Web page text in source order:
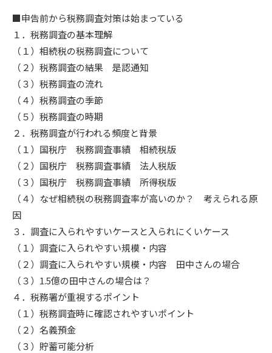
■申告前から税務調査対策は始まっている
１．税務調査の基本理解
（１）相続税の税務調査について
（２）税務調査の結果 是認通知
（３）税務調査の流れ
（４）税務調査の季節
（５）税務調査の時期
２．税務調査が行われる頻度と背景
（１）国税庁 税務調査事績 相続税版
（２）国税庁 税務調査事績 法人税版
（３）国税庁 税務調査事績 所得税版
（４）なぜ相続税の税務調査率が高いのか？ 考えられる原
因
３．調査に入られやすいケースと入られにくいケース
（１）調査に入られやすい規模・内容
（２）調査に入られやすい規模・内容 田中さんの場合
（３）1.5億の田中さんの場合は？
４．税務署が重視するポイント
（１）税務調査時に確認されやすいポイント
（２）名義預金
（３）貯蓄可能分析